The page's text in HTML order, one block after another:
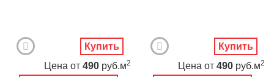
Цена от 490 руб.м2
Купить
Цена от 490 руб.м2
Купить